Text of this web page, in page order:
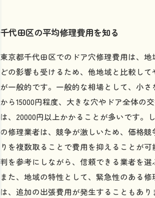
千代田区の平均修理費用を知る
東京都千代田区でのドア穴修理費用は、地
どの影響も受けるため、他地域と比較して
が一般的です。一般的な相場として、小さ
から15000円程度、大きな穴やドア全体の
は、20000円以上かかることが多いです。
の修理業者は、競争が激しいため、価格競
りを複数取ることで費用を抑えることが
判を参考にしながら、信頼できる業者を選
また、地域の特性として、緊急性のある
は、追加の出張費用が発生することもあり